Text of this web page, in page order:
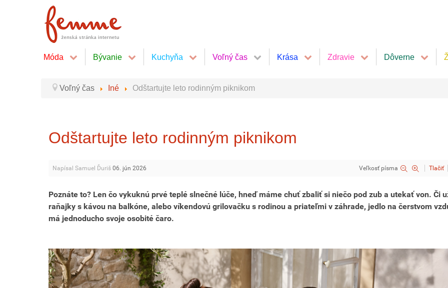
Móda Bývanie Kuchyňa Voľný čas Krása Zdravie Dôverne
Voľný čas Iné Odštartujte leto rodinným piknikom
Odštartujte leto rodinným piknikom
Napísal Samuel Ďuriš 06. jún 2026 Veľkosť písma Tlačiť
Poznáte to? Len čo vykuknú prvé teplé slnečné lúče, hneď máme chuť zbaliť si niečo pod zub a utekať von. Či
raňajky s kávou na balkóne, alebo víkendovú grilovačku s rodinou a priateľmi v záhrade, jedlo na čerstvom
má jednoducho svoje osobité čaro.